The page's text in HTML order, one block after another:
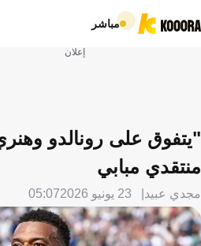
مباشر
إعلان
"يتفوق على رونالدو
منتقدي مبابي
مجدي عبيد 23 يونيو 2026 05:07